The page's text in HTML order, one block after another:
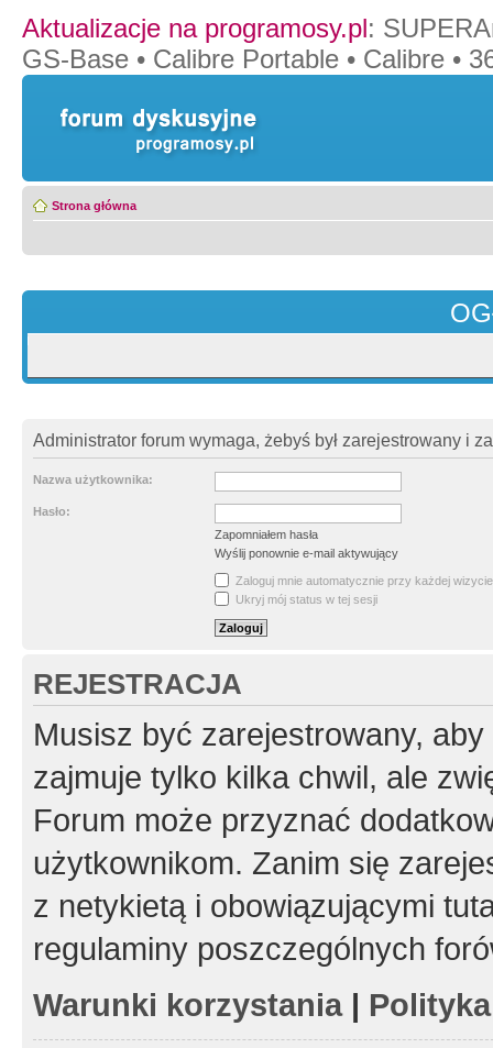
Aktualizacje na programosy.pl:
GS-Base • Calibre Portable • Calibre •
Strona główna
Administrator forum wymaga, żebyś był zarejestrowany i
Nazwa użytkownika:
Hasło:
Zapomniałem hasła
Wyślij ponownie e-mail aktywujący
Zaloguj mnie automatycznie przy każdej wizycie
Ukryj mój status w tej sesji
REJESTRACJA
Musisz być zarejestrowany,
zajmuje tylko kilka chwil, ale
Forum może przyznać
użytkownikom. Zanim się
z netykietą i obowiązującymi
regulaminy poszczególnych
Warunki korzystania|